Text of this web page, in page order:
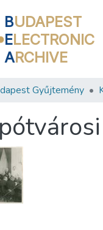
BUDAPEST
ELECTRONIC
ARCHIVE
Gyűjtemény